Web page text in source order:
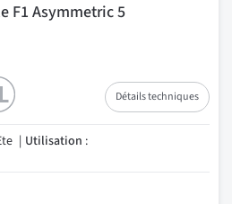
F1 Asymmetric 5
Détails techniques
Utilisation :